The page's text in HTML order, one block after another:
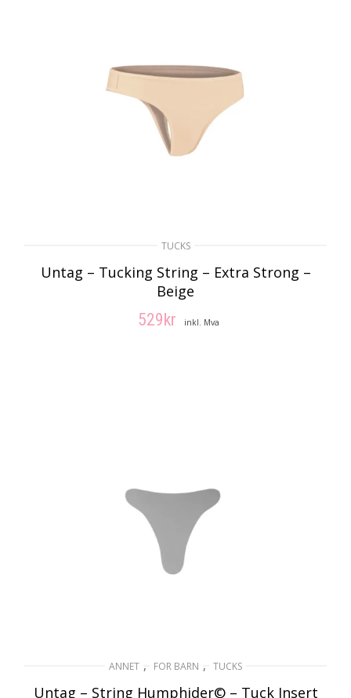
TUCKS
Untag – Tucking String – Extra Strong –
Beige
529kr inkl. Mva
ANNET , FOR BARN , TUCKS
Untag – String Humphider© – Tuck Insert